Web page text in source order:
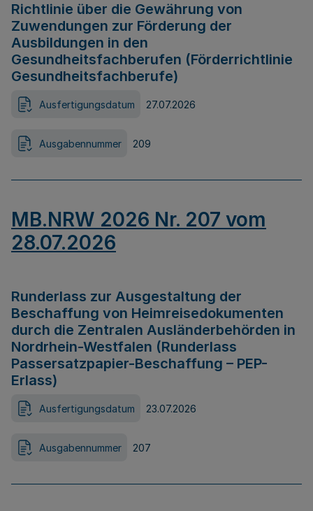
Richtlinie über die Gewährung von
Zuwendungen zur Förderung der
Ausbildungen in den
Gesundheitsfachberufen (Förderrichtlinie
Gesundheitsfachberufe)
Ausfertigungsdatum 27.07.2026
Ausgabennummer 209
MB.NRW 2026 Nr. 207 vom
28.07.2026
Runderlass zur Ausgestaltung der
Beschaffung von Heimreisedokumenten
durch die Zentralen Ausländerbehörden in
Nordrhein-Westfalen (Runderlass
Passersatzpapier-Beschaffung – PEP-
Erlass)
Ausfertigungsdatum 23.07.2026
Ausgabennummer 207